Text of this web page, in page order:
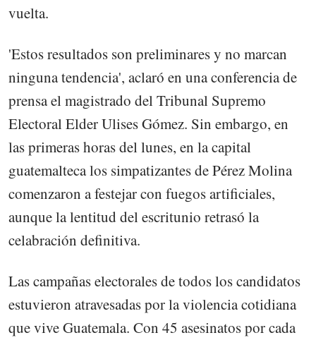
vuelta.
'Estos resultados son preliminares y no marcan
ninguna tendencia', aclaró en una conferencia de
prensa el magistrado del Tribunal Supremo
Electoral Elder Ulises Gómez. Sin embargo, en
las primeras horas del lunes, en la capital
guatemalteca los simpatizantes de Pérez Molina
comenzaron a festejar con fuegos artificiales,
aunque la lentitud del escritunio retrasó la
celabración definitiva.
Las campañas electorales de todos los candidatos
estuvieron atravesadas por la violencia cotidiana
que vive Guatemala. Con 45 asesinatos por cada